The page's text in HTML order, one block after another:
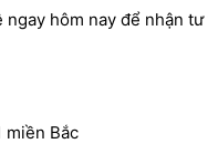
hôm nay để nhận
miền Bắc